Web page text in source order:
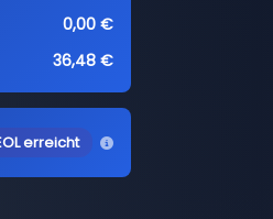
0,00 €
36,48 €
erreicht